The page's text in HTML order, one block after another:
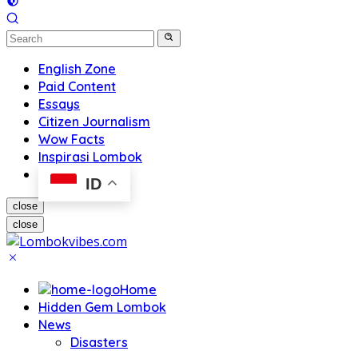
English Zone
Paid Content
Essays
Citizen Journalism
Wow Facts
Inspirasi Lombok
ID
close
close
Home
Hidden Gem Lombok
News
Disasters